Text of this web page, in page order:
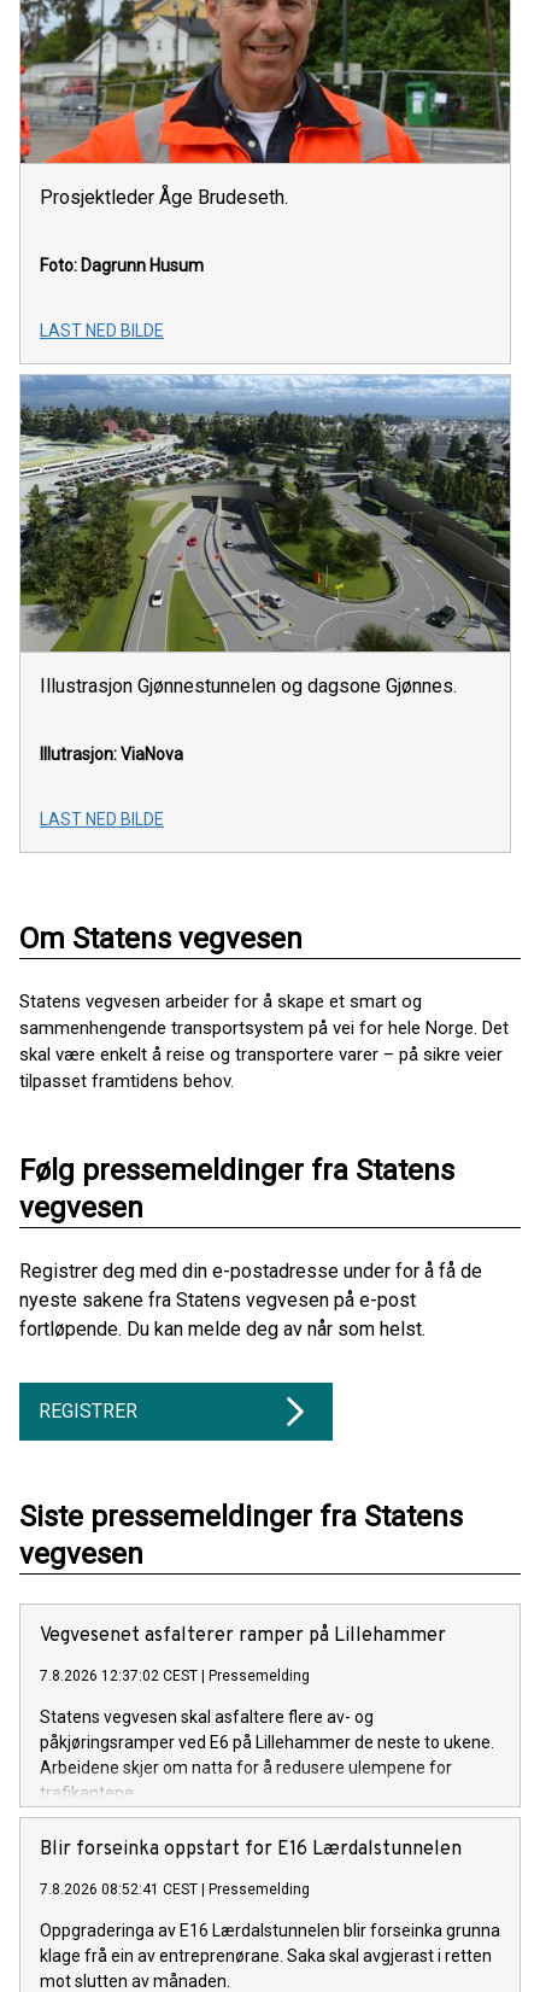
Prosjektleder Åge Brudeseth.
Foto: Dagrunn Husum
LAST NED BILDE
Illustrasjon Gjønnestunnelen og dagsone Gjønnes.
Illutrasjon: ViaNova
LAST NED BILDE
Om Statens vegvesen
Statens vegvesen arbeider for å skape et smart og
sammenhengende transportsystem på vei for hele Norge. Det
skal være enkelt å reise og transportere varer – på sikre veier
tilpasset framtidens behov.
Følg pressemeldinger fra Statens
vegvesen
Registrer deg med din e-postadresse under for å få de
nyeste sakene fra Statens vegvesen på e-post
fortløpende. Du kan melde deg av når som helst.
REGISTRER
Siste pressemeldinger fra Statens
vegvesen
Vegvesenet asfalterer ramper på Lillehammer
7.8.2026 12:37:02 CEST | Pressemelding
Statens vegvesen skal asfaltere flere av- og
påkjøringsramper ved E6 på Lillehammer de neste to ukene.
Arbeidene skjer om natta for å redusere ulempene for
trafikantene.
Blir forseinka oppstart for E16 Lærdalstunnelen
7.8.2026 08:52:41 CEST | Pressemelding
Oppgraderinga av E16 Lærdalstunnelen blir forseinka grunna
klage frå ein av entreprenørane. Saka skal avgjerast i retten
mot slutten av månaden.